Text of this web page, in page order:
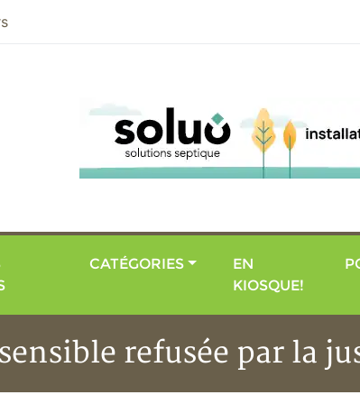
CATÉGORIES
EN
KIOSQUE!
refusée par la